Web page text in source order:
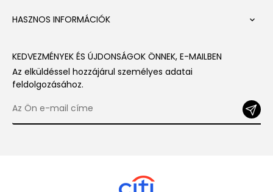
HASZNOS INFORMÁCIÓK 
KEDVEZMÉNYEK ÉS ÚJDONSÁGOK ÖNNEK, E-MAILBEN
Az elküldéssel hozzájárul személyes adatai
feldolgozásához.